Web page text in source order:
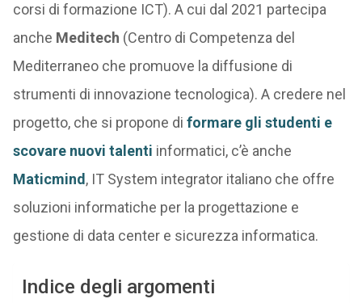
corsi di formazione ICT). A cui dal 2021 partecipa
anche Meditech (Centro di Competenza del
Mediterraneo che promuove la diffusione di
strumenti di innovazione tecnologica). A credere nel
progetto, che si propone di formare gli studenti e
scovare nuovi talenti informatici, c’è anche
Maticmind , IT System integrator italiano che offre
soluzioni informatiche per la progettazione e
gestione di data center e sicurezza informatica.
Indice degli argomenti